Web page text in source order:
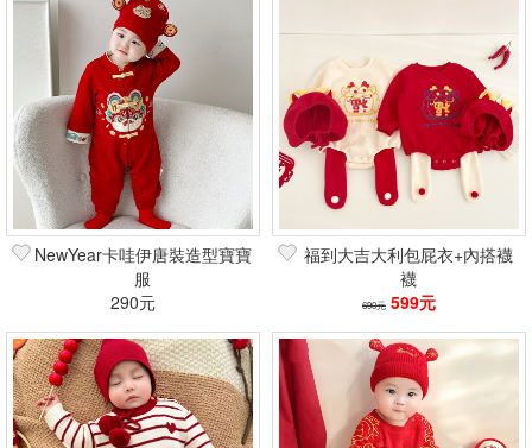
NewYear卡哇伊唐裝造型寶寶
服
290元
福到大吉大利包屁衣+內搭襪
襪
690元 599元